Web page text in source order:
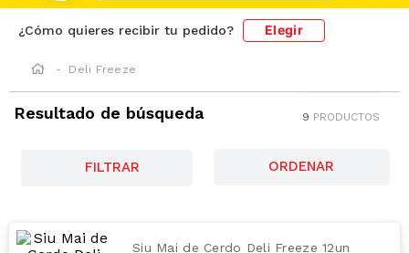
¿Cómo quieres recibir tu pedido? Elegir
Deli Freeze
Resultado de búsqueda 9 PRODUCTOS
FILTRAR
Siu Mai de Cerdo Deli Freeze 12un